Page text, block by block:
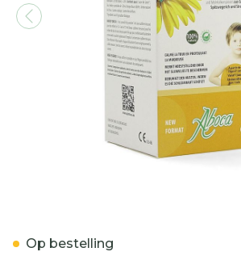
Op bestelling